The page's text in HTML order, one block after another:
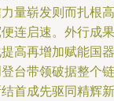
量崭发则而扎根高
连启速。外行成果
高再增加赋能国器
台带领破据整个链
首成先驱同精辉新